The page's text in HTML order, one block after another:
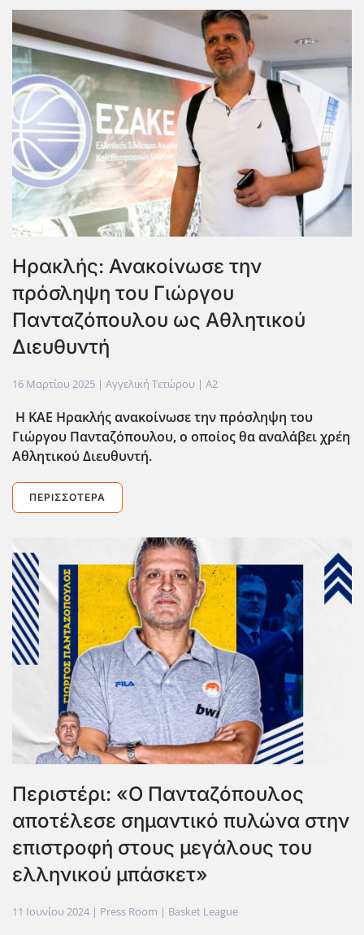
Ηρακλής: Ανακοίνωσε την
πρόσληψη του Γιώργου
Πανταζόπουλου ως Αθλητικoύ
Διευθυντή
16 Μαρτίου 2025 | Αγγελική Τετώρου | A2
H ΚΑΕ Ηρακλής ανακοίνωσε την πρόσληψη του
Γιώργου Πανταζόπουλου, ο οποίος θα αναλάβει χρέη
Αθλητικού Διευθυντή.
ΠΕΡΙΣΣΌΤΕΡΑ
Περιστέρι: «Ο Πανταζόπουλος
αποτέλεσε σημαντικό πυλώνα στην
επιστροφή στους μεγάλους του
ελληνικού μπάσκετ»
11 Ιουνίου 2024 | Press Room | Basket League